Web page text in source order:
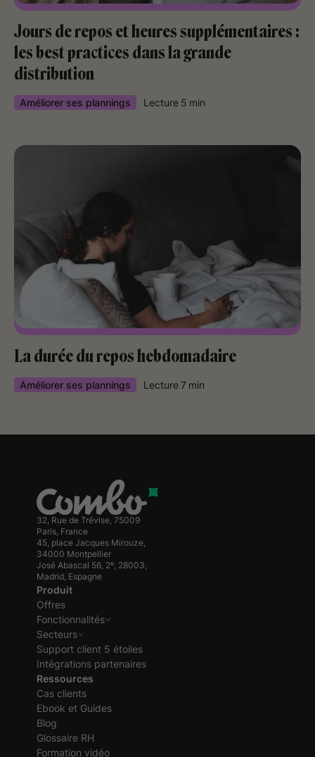
Jours de repos et heures supplémentaires :
les best practices dans la grande
distribution
Améliorer ses plannings Lecture 5 min
La durée du repos hebdomadaire
Améliorer ses plannings Lecture7 min
32, Rue de Trévise, 75009
Paris, France
45, place Jacques Mirouze,
34000 Montpellier
José Abascal 56, 2º, 28003,
Madrid, Espagne
Produit
Offres
Fonctionnalités
Secteurs
Support client 5 étoiles
Intégrations partenaires
Ressources
Cas clients
Ebook et Guides
Blog
Glossaire RH
Formation vidéo